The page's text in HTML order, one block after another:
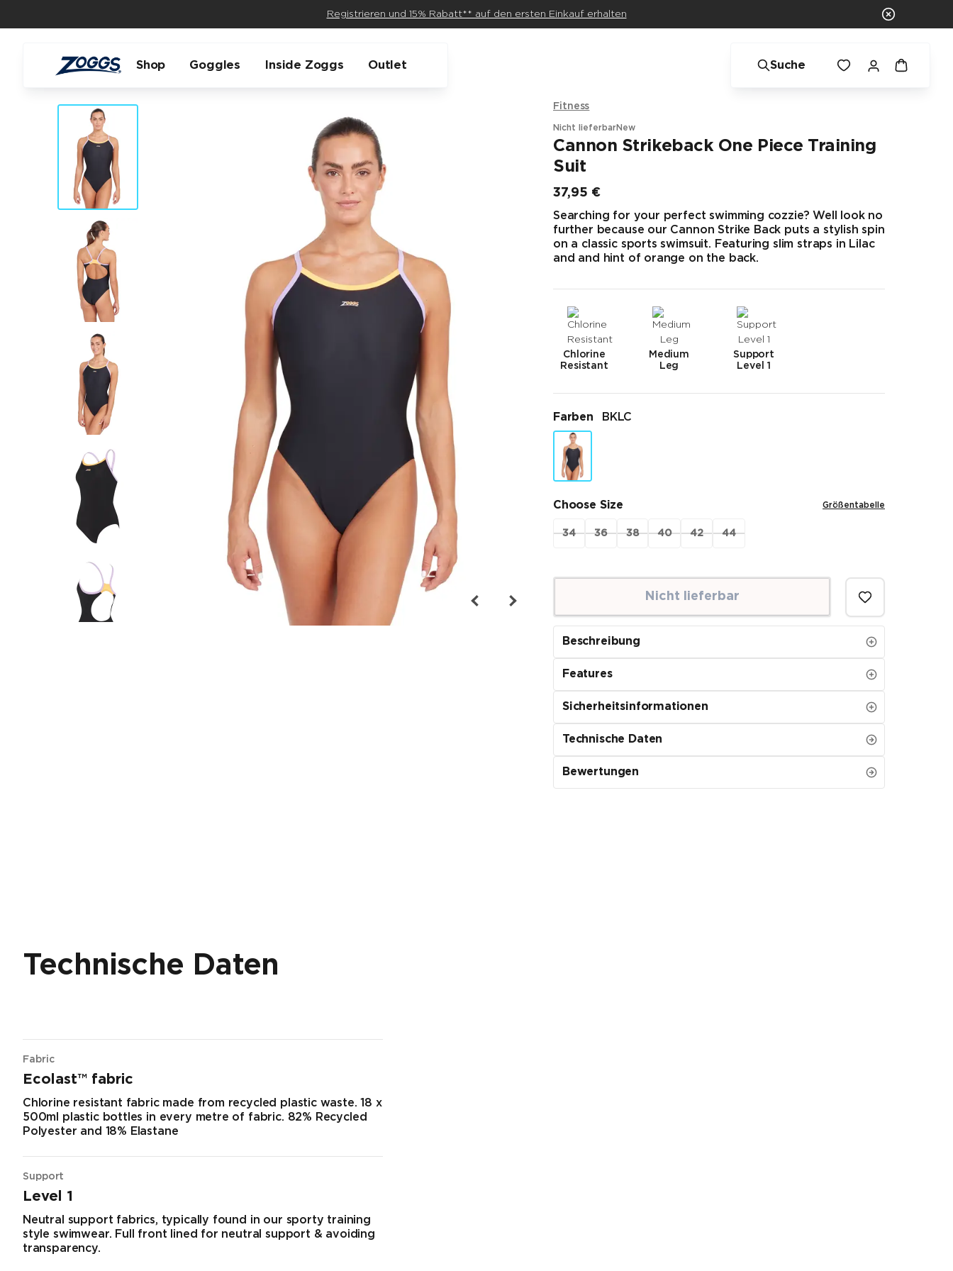
Registrieren und 15% Rabatt** auf den ersten Einkauf erhalten
Shop Goggles Inside Zoggs Outlet Suche
Fitness
Nicht lieferbarNew
Cannon Strikeback One Piece Training
Suit
37,95 €
Endpreis
Searching for your perfect swimming cozzie? Well look no
further because our Cannon Strike Back puts a stylish spin
on a classic sports swimsuit. Featuring slim straps in Lilac
and and hint of orange on the back.
Chlorine
Resistant
Medium
Leg
Support
Level 1
Farben BKLC
Choose Size Größentabelle
34 36 38 40 42 44
Nicht lieferbar
Beschreibung
Features
Sicherheitsinformationen
Technische Daten
Bewertungen
Technische Daten
Fabric
Ecolast™ fabric
Chlorine resistant fabric made from recycled plastic waste. 18 x
500ml plastic bottles in every metre of fabric. 82% Recycled
Polyester and 18% Elastane
Support
Level 1
Neutral support fabrics, typically found in our sporty training
style swimwear. Full front lined for neutral support & avoiding
transparency.